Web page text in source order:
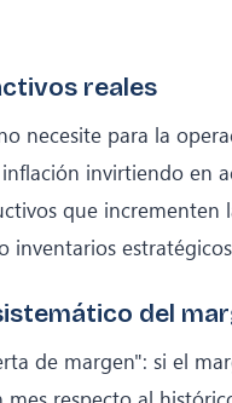
reales
necesite para la
invirtiendo en
que incrementen
inventarios
del
de margen": si el
respecto al